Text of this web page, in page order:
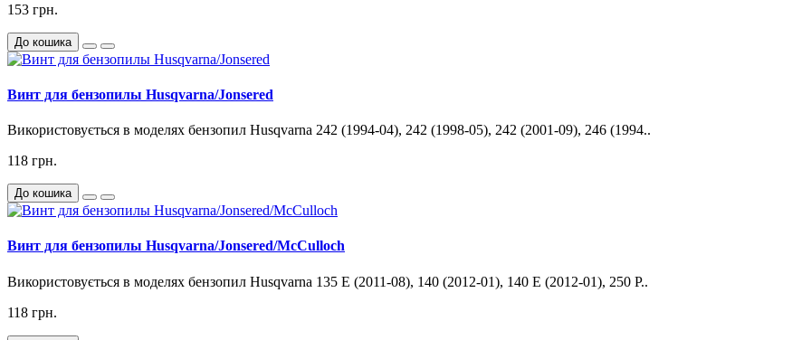
153 грн.
До кошика
Винт для бензопилы Husqvarna/Jonsered
Використовується в моделях бензопил Husqvarna 242 (1994-04), 242 (1998-05), 242 (2001-09), 246 (1994..
118 грн.
До кошика
Винт для бензопилы Husqvarna/Jonsered/McCulloch
Використовується в моделях бензопил Husqvarna 135 E (2011-08), 140 (2012-01), 140 E (2012-01), 250 P..
118 грн.